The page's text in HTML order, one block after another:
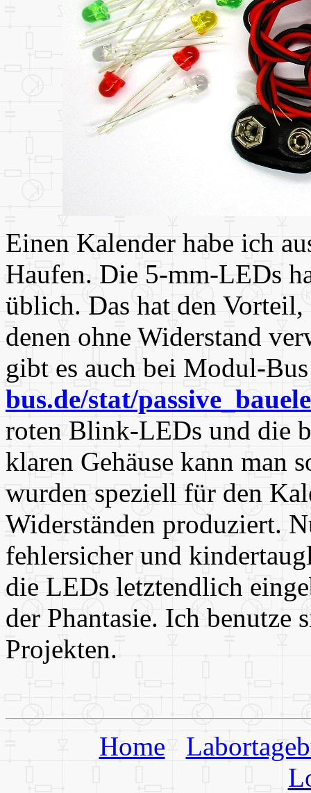
Einen Kalender habe ich
Haufen. Die 5-mm-LEDs
üblich. Das hat den
denen ohne Widerstand
gibt es auch bei Modul-
bus.de/stat/
roten Blink-LEDs und die
klaren Gehäuse kann man
wurden speziell für den
Widerständen produziert.
fehlersicher und
die LEDs letztendlich
der Phantasie. Ich
Projekten.
Home